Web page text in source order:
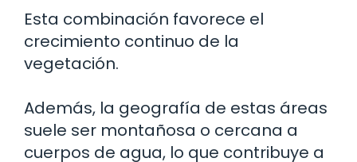
Esta combinación favorece el
crecimiento continuo de la
vegetación.
Además, la geografía de estas áreas
suele ser montañosa o cercana a
cuerpos de agua, lo que contribuye a